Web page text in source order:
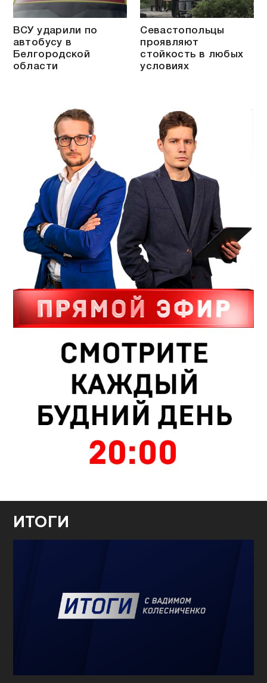
ВСУ ударили по
автобусу в
Белгородской
области
Севастопольцы
проявляют
стойкость в любых
условиях
ИТОГИ